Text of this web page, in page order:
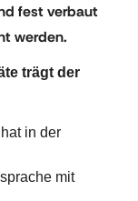
fest verbaut
werden.
trägt der
in der
mit